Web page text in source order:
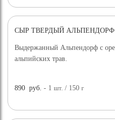
СЫР ТВЕРДЫЙ АЛЬПЕНДОРФ
Выдержанный Альпендорф с
альпийских трав.
890 руб. - 1шт. / 150г